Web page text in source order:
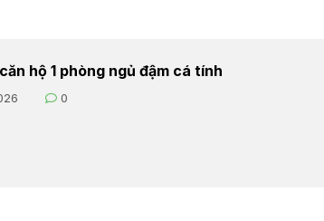
hộ 1 phòng ngủ đậm cá tính
0